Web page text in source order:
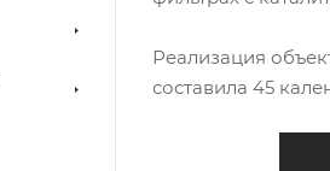
Реализация
составила 45